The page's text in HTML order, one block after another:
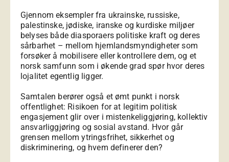
Gjennom eksempler fra ukrainske, russiske,
palestinske, jødiske, iranske og kurdiske miljøer
belyses både diasporaers politiske kraft og deres
sårbarhet – mellom hjemlandsmyndigheter som
forsøker å mobilisere eller kontrollere dem, og et
norsk samfunn som i økende grad spør hvor deres
lojalitet egentlig ligger.
Samtalen berører også et ømt punkt i norsk
offentlighet: Risikoen for at legitim politisk
engasjement glir over i mistenkeliggjøring, kollektiv
ansvarliggjøring og sosial avstand. Hvor går
grensen mellom ytringsfrihet, sikkerhet og
diskriminering, og hvem definerer den?